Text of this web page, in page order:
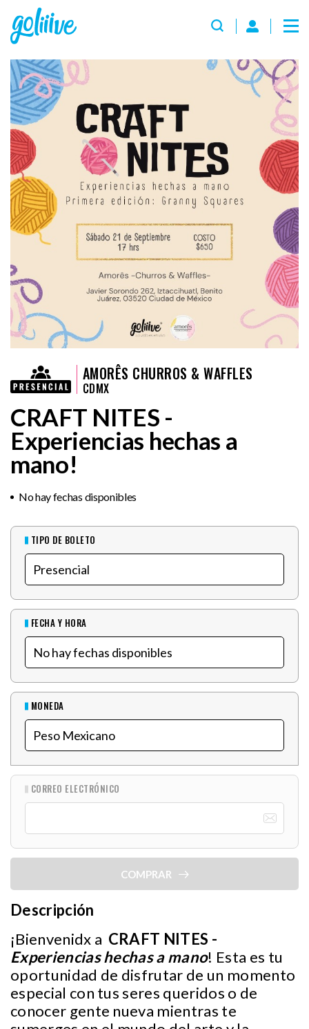
AMORÊS CHURROS & WAFFLES
CDMX
CRAFT NITES -
Experiencias hechas a
mano!
No hay fechas disponibles
TIPO DE BOLETO
FECHA Y HORA
MONEDA
CORREO ELECTRÓNICO
COMPRAR
Descripción
¡Bienvenidx a CRAFT NITES -
Experiencias hechas a mano! Esta es tu
oportunidad de disfrutar de un momento
especial con tus seres queridos o de
conocer gente nueva mientras te